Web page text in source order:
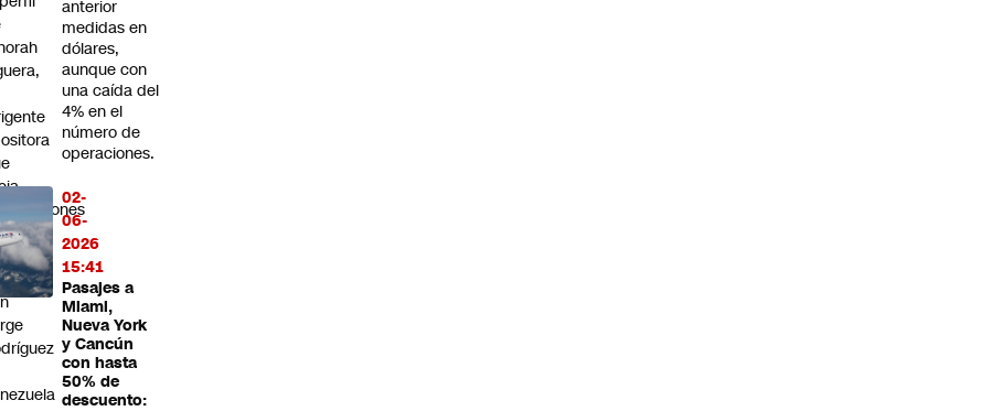
anterior
medidas en
dólares,
aunque con
una caída del
4% en el
número de
operaciones.
02-
06-
2026
15:41
Pasajes a
Miami,
Nueva York
y Cancún
con hasta
50% de
descuento: